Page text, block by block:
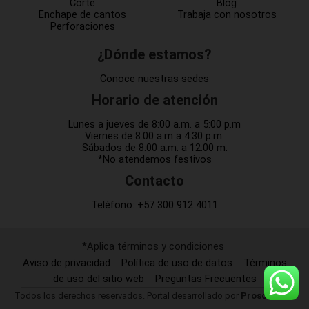
Corte
Enchape de cantos
Perforaciones
Blog
Trabaja con nosotros
¿Dónde estamos?
Conoce nuestras sedes
Horario de atención
Lunes a jueves de 8:00 a.m. a 5:00 p.m
Viernes de 8:00 a.m a 4:30 p.m.
Sábados de 8:00 a.m. a 12:00 m.
*No atendemos festivos
Contacto
Teléfono: +57 300 912 4011
*Aplica términos y condiciones
Aviso de privacidad
Política de uso de datos Términos
de uso del sitio web Preguntas Frecuentes
Todos los derechos reservados. Portal desarrollado por Prosof SAS.